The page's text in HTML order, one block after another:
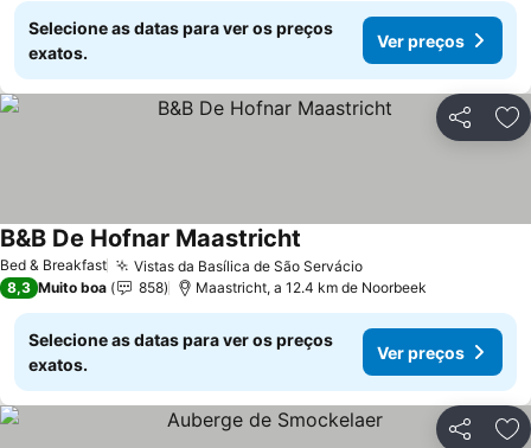
Selecione as datas para ver os preços
exatos.
Ver preços
Partilhar
Bed & Breakfast Vistas da Basílica de São Servácio
B&B De Hofnar Maastricht
8,3 Muito boa 858 Maastricht, a 12.4 km de Noorbeek
Selecione as datas para ver os preços
exatos.
Ver preços
Partilhar